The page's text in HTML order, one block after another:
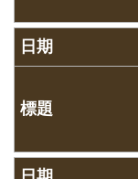
育
活
動
出